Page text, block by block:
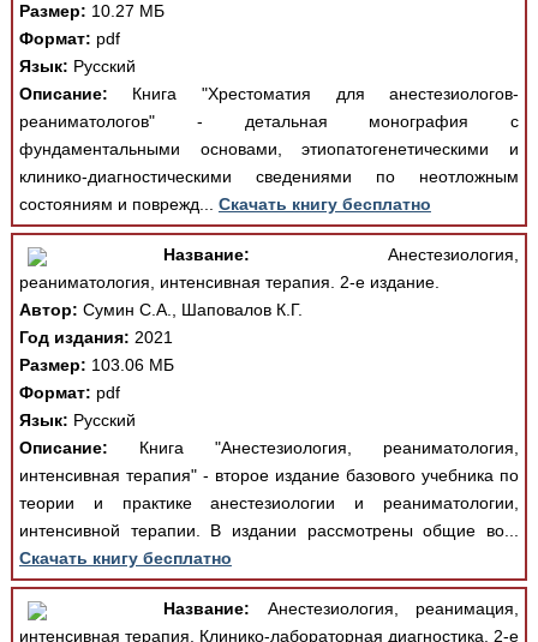
Размер: 10.27 МБ
Формат: pdf
Язык: Русский
Описание: Книга "Хрестоматия для анестезиологов-
реаниматологов" - детальная монография с
фундаментальными основами, этиопатогенетическими и
клинико-диагностическими сведениями по неотложным
состояниям и поврежд... Скачать книгу бесплатно
Название: Анестезиология,
реаниматология, интенсивная терапия. 2-е издание.
Автор: Сумин С.А., Шаповалов К.Г.
Год издания: 2021
Размер: 103.06 МБ
Формат: pdf
Язык: Русский
Описание: Книга "Анестезиология, реаниматология,
интенсивная терапия" - второе издание базового учебника по
теории и практике анестезиологии и реаниматологии,
интенсивной терапии. В издании рассмотрены общие во...
Скачать книгу бесплатно
Название: Анестезиология, реанимация,
интенсивная терапия. Клинико-лабораторная диагностика. 2-е